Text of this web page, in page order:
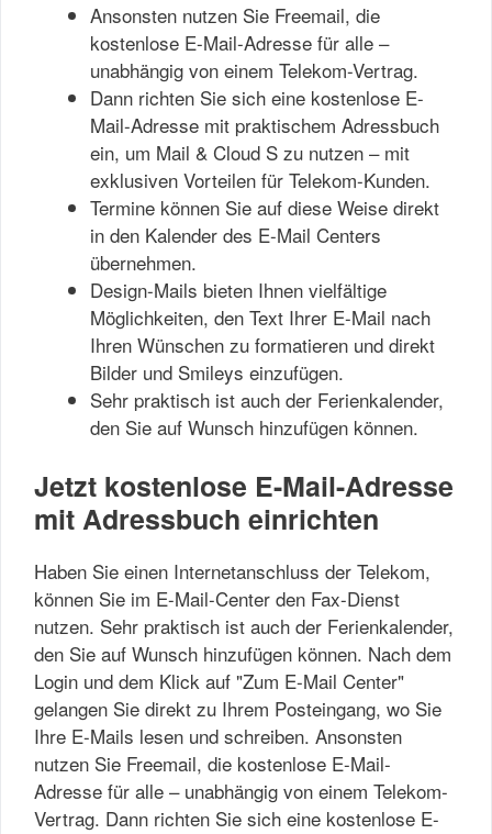
Ansonsten nutzen Sie Freemail, die
kostenlose E-Mail-Adresse für alle –
unabhängig von einem Telekom-Vertrag.
Dann richten Sie sich eine kostenlose E-
Mail-Adresse mit praktischem Adressbuch
ein, um Mail & Cloud S zu nutzen – mit
exklusiven Vorteilen für Telekom-Kunden.
Termine können Sie auf diese Weise direkt
in den Kalender des E-Mail Centers
übernehmen.
Design-Mails bieten Ihnen vielfältige
Möglichkeiten, den Text Ihrer E-Mail nach
Ihren Wünschen zu formatieren und direkt
Bilder und Smileys einzufügen.
Sehr praktisch ist auch der Ferienkalender,
den Sie auf Wunsch hinzufügen können.
Jetzt kostenlose E-Mail-Adresse
mit Adressbuch einrichten
Haben Sie einen Internetanschluss der Telekom,
können Sie im E-Mail-Center den Fax-Dienst
nutzen. Sehr praktisch ist auch der Ferienkalender,
den Sie auf Wunsch hinzufügen können. Nach dem
Login und dem Klick auf "Zum E-Mail Center"
gelangen Sie direkt zu Ihrem Posteingang, wo Sie
Ihre E-Mails lesen und schreiben. Ansonsten
nutzen Sie Freemail, die kostenlose E-Mail-
Adresse für alle – unabhängig von einem Telekom-
Vertrag. Dann richten Sie sich eine kostenlose E-